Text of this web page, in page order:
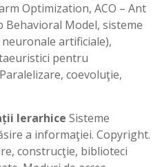
Optimization, ACO – Ant
Behavioral Model, sisteme
artificiale),
pentru
coevoluţie,
Ierarhice Sisteme
a informaţiei. Copyright.
construcţie, biblioteci